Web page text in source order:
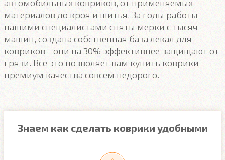
автомобильных ковриков, от применяемых
материалов до кроя и шитья. За годы работы
нашими специалистами сняты мерки с тысяч
машин, создана собственная база лекал для
ковриков - они на 30% эффективнее защищают от
грязи. Все это позволяет вам купить коврики
премиум качества совсем недорого.
Знаем как сделать коврики удобными